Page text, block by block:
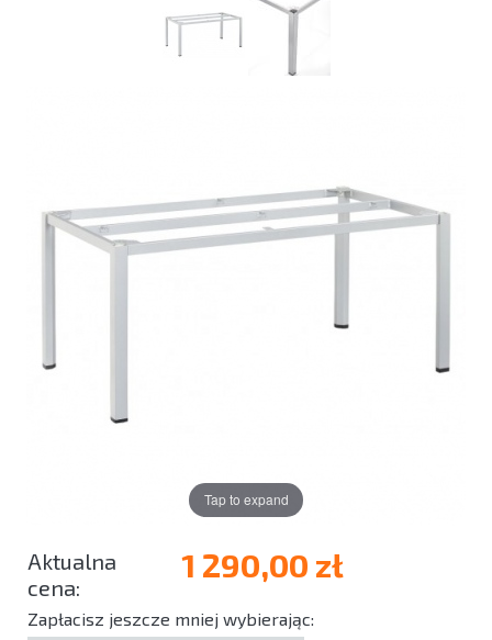
Tap to expand
1 290,00 zł
Zapłacisz jeszcze mniej wybierając: